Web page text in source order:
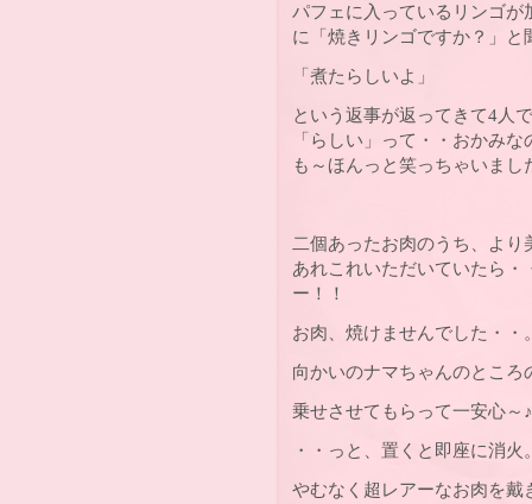
パフェに入っているリンゴ
に「焼きリンゴですか？」と
「煮たらしいよ」
という返事が返ってきて4人
「らしい」って・・おかみ
も～ほんっと笑っちゃいま
二個あったお肉のうち、よ
あれこれいただいていたら
ー！！
お肉、焼けませんでした・・
向かいのナマちゃんのとこ
乗せさせてもらって一安心～♪
・・っと、置くと即座に消火
やむなく超レアーなお肉を戴